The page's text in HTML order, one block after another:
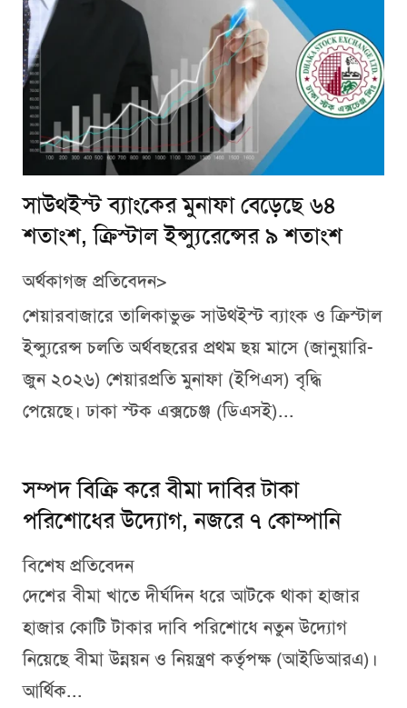
সাউথইস্ট ব্যাংকের মুনাফা বেড়েছে ৬৪
শতাংশ, ক্রিস্টাল ইন্স্যুরেন্সের ৯ শতাংশ
অর্থকাগজ প্রতিবেদন>
শেয়ারবাজারে তালিকাভুক্ত সাউথইস্ট ব্যাংক ও ক্রিস্টাল
ইন্স্যুরেন্স চলতি অর্থবছরের প্রথম ছয় মাসে (জানুয়ারি-
জুন ২০২৬) শেয়ারপ্রতি মুনাফা (ইপিএস) বৃদ্ধি
পেয়েছে। ঢাকা স্টক এক্সচেঞ্জ (ডিএসই)...
সম্পদ বিক্রি করে বীমা দাবির টাকা
পরিশোধের উদ্যোগ, নজরে ৭ কোম্পানি
বিশেষ প্রতিবেদন
দেশের বীমা খাতে দীর্ঘদিন ধরে আটকে থাকা হাজার
হাজার কোটি টাকার দাবি পরিশোধে নতুন উদ্যোগ
নিয়েছে বীমা উন্নয়ন ও নিয়ন্ত্রণ কর্তৃপক্ষ (আইডিআরএ)।
আর্থিক...